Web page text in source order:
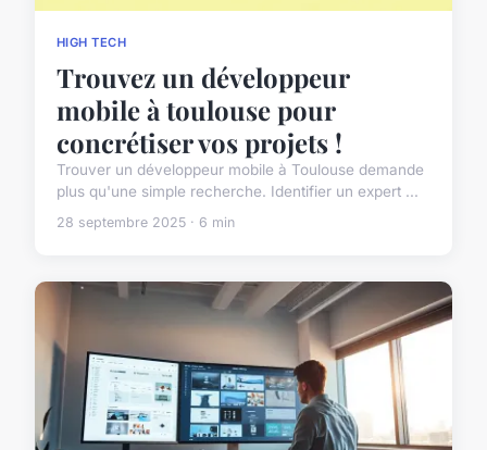
HIGH TECH
Trouvez un développeur
mobile à toulouse pour
concrétiser vos projets !
Trouver un développeur mobile à Toulouse demande
plus qu'une simple recherche. Identifier un expert ...
28 septembre 2025 · 6 min